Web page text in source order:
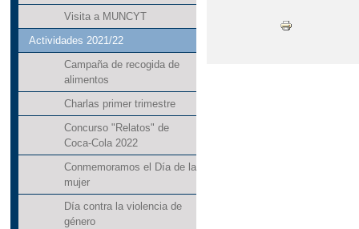
Visita a MUNCYT
Actividades 2021/22
Campaña de recogida de
alimentos
Charlas primer trimestre
Concurso "Relatos" de
Coca-Cola 2022
Conmemoramos el Día de la
mujer
Día contra la violencia de
género